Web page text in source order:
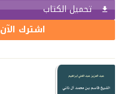
تحميل الكتاب
اشترك الآن